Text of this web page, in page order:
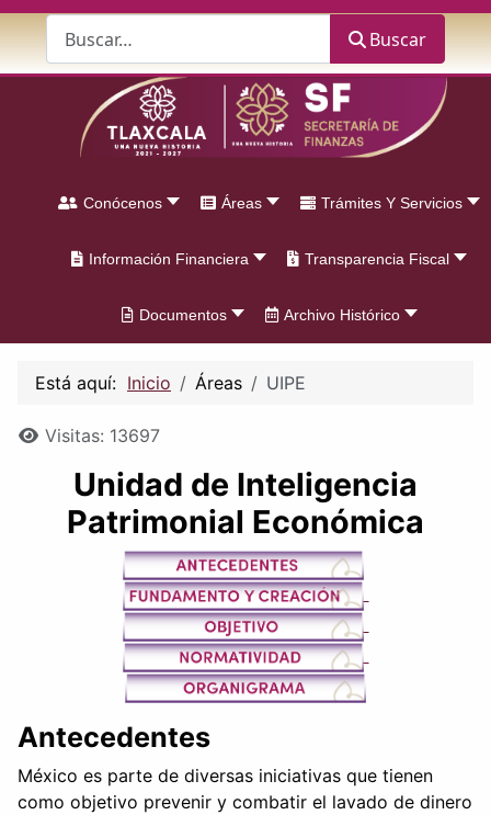
Buscar
Conócenos Áreas Trámites Y Servicios
Información Financiera Transparencia Fiscal
Documentos Archivo Histórico
Está aquí: Inicio Áreas UIPE
Detalles
Visitas: 13697
Unidad de Inteligencia
Patrimonial Económica
Antecedentes
México es parte de diversas iniciativas que tienen
como objetivo prevenir y combatir el lavado de dinero